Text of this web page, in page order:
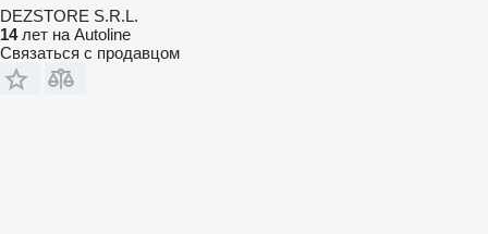
DEZSTORE S.R.L.
14лет на Autoline
Связаться с продавцом